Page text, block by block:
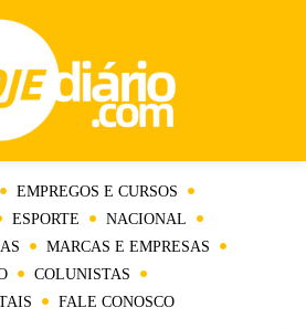
EMPREGOS E CURSOS
ESPORTE
NACIONAL
MARCAS E EMPRESAS
COLUNISTAS
FALE CONOSCO